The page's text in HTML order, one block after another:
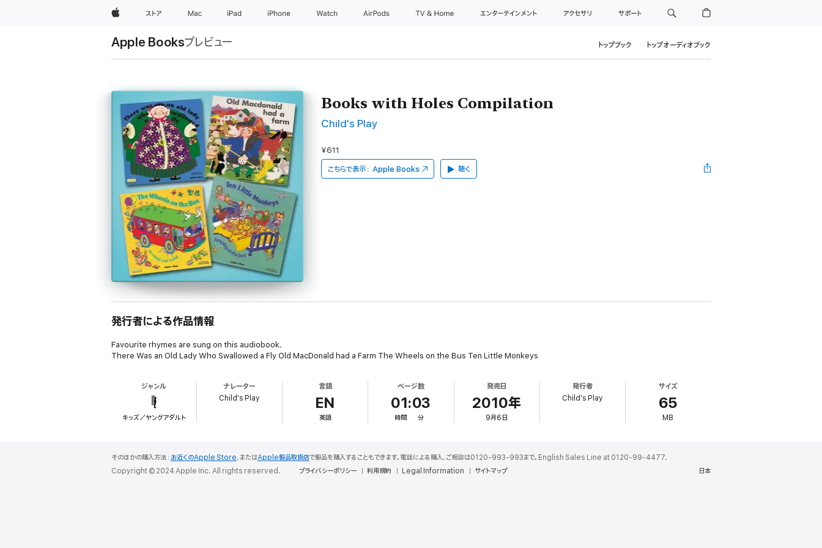
Appleストア Mac iPad iPhone Watch AirPods TV & Home エンターテインメント アクセサリ サポート
Apple Booksプレビュー トップブック トップオーディオブック
Books with Holes Compilation
Child's Play
¥611
こちらで表示： Apple Books 聴く
発行者による作品情報
Favourite rhymes are sung on this audiobook.
There Was an Old Lady Who Swallowed a Fly Old MacDonald had a Farm The Wheels on the Bus Ten Little Monkeys
ジャンル
キッズ／ヤングアダルト
ナレーター
Child's Play
言語
EN
英語
ページ数
01:03
時間 分
発売日
2010年
9月6日
発行者
Child's Play
サイズ
65
MB
そのほかの購入方法： お近くのApple Store、またはApple製品取扱店で製品を購入することもできます。電話による購入、ご相談は0120-993-993まで。English Sales Line at 0120-99-4477.
日本
Copyright © 2024 Apple Inc. All rights reserved. プライバシーポリシー 利用規約 Legal Information サイトマップ